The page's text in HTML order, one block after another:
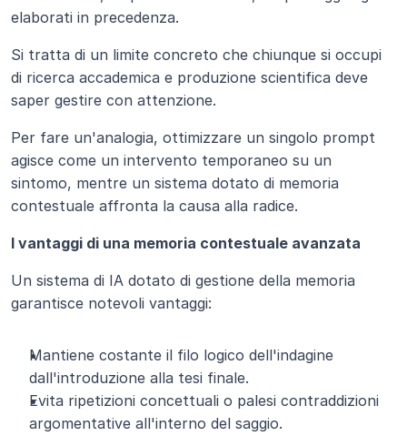
elaborati in precedenza.
Si tratta di un limite concreto che chiunque si occupi
di ricerca accademica e produzione scientifica deve
saper gestire con attenzione.
Per fare un'analogia, ottimizzare un singolo prompt
agisce come un intervento temporaneo su un
sintomo, mentre un sistema dotato di memoria
contestuale affronta la causa alla radice.
I vantaggi di una memoria contestuale avanzata
Un sistema di IA dotato di gestione della memoria
garantisce notevoli vantaggi:
Mantiene costante il filo logico dell'indagine
dall'introduzione alla tesi finale.
Evita ripetizioni concettuali o palesi contraddizioni
argomentative all'interno del saggio.